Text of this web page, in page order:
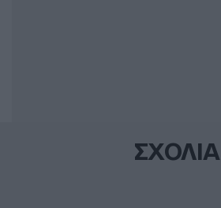
ΣΧΟΛΙΑ